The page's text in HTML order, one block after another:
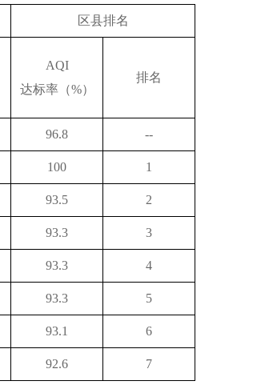
区县排名
AQI
达标率（%）
排名
96.8 --
100 1
93.5 2
93.3 3
93.3 4
93.3 5
93.1 6
92.6 7